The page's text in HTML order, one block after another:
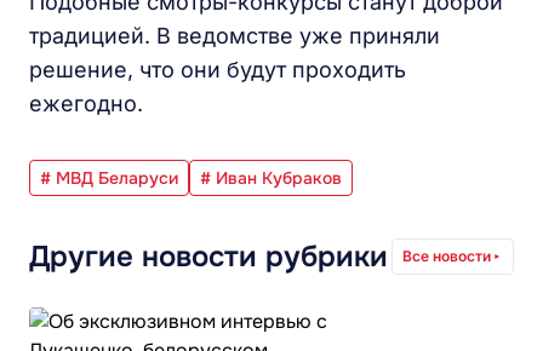
традицией. В ведомстве уже приняли
решение, что они будут проходить
ежегодно.
# МВД Беларуси # Иван Кубраков
Другие новости рубрики Все новости